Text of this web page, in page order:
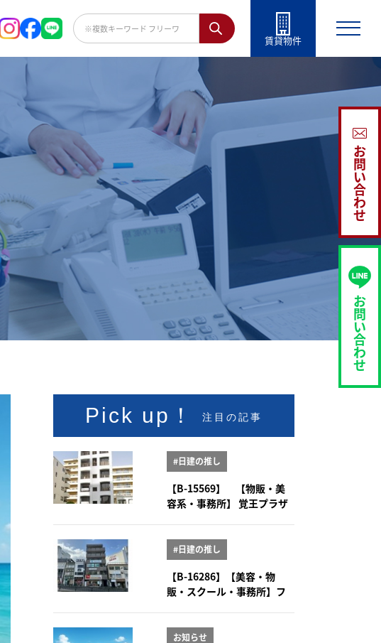
賃貸物件
お
問
い
合
わ
せ
お
問
い
合
わ
せ
Pick up！ 注目の記事
#日建の推し
【B-15569】 【物販・美
容系・事務所】 覚王プラザ
#日建の推し
【B-16286】【美容・物
販・スクール・事務所】フ
お知らせ